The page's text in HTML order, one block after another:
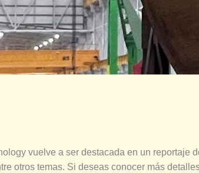
vuelve a ser destacada en un reportaje
otros temas. Si deseas conocer más